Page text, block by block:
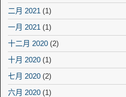
二月 2021 (1)
一月 2021 (1)
十二月 2020 (2)
十月 2020 (1)
七月 2020 (2)
六月 2020 (1)